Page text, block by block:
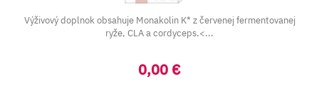
Výživový doplnok obsahuje Monakolin K* z červenej fermentovanej
ryže, CLA a cordyceps.<...
0,00 €